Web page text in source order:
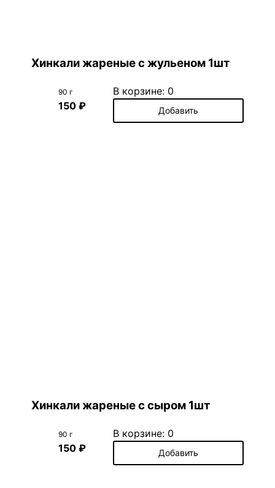
Хинкали жареные с жульеном 1шт
90 г
150 ₽
В корзине: 0
Добавить
Хинкали жареные с сыром 1шт
90 г
150 ₽
В корзине: 0
Добавить